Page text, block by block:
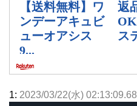
1: 2023/03/22(水) 02:13:09.68